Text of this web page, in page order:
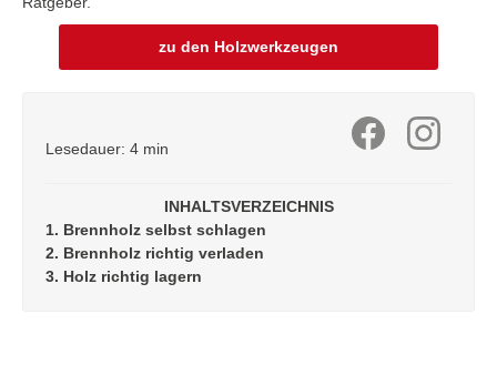
zu den Holzwerkzeugen
Lesedauer: 4 min
INHALTSVERZEICHNIS
1. Brennholz selbst schlagen
2. Brennholz richtig verladen
3. Holz richtig lagern